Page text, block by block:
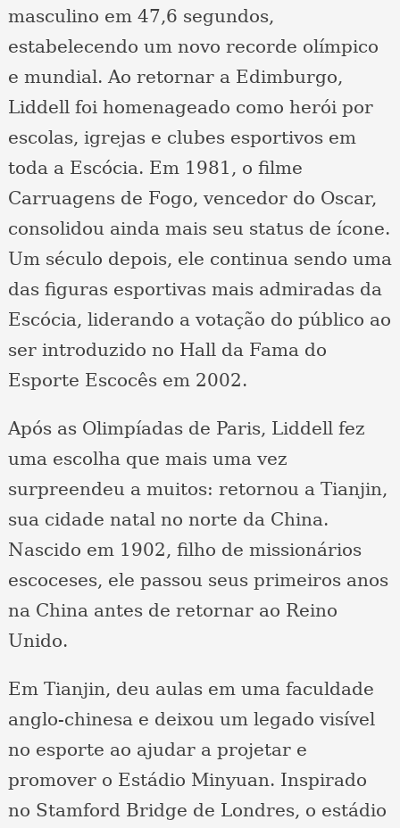
masculino em 47,6 segundos,
estabelecendo um novo recorde olímpico
e mundial. Ao retornar a Edimburgo,
Liddell foi homenageado como herói por
escolas, igrejas e clubes esportivos em
toda a Escócia. Em 1981, o filme
Carruagens de Fogo, vencedor do Oscar,
consolidou ainda mais seu status de ícone.
Um século depois, ele continua sendo uma
das figuras esportivas mais admiradas da
Escócia, liderando a votação do público ao
ser introduzido no Hall da Fama do
Esporte Escocês em 2002.
Após as Olimpíadas de Paris, Liddell fez
uma escolha que mais uma vez
surpreendeu a muitos: retornou a Tianjin,
sua cidade natal no norte da China.
Nascido em 1902, filho de missionários
escoceses, ele passou seus primeiros anos
na China antes de retornar ao Reino
Unido.
Em Tianjin, deu aulas em uma faculdade
anglo-chinesa e deixou um legado visível
no esporte ao ajudar a projetar e
promover o Estádio Minyuan. Inspirado
no Stamford Bridge de Londres, o estádio